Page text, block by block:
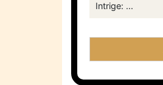
Intrige: ...